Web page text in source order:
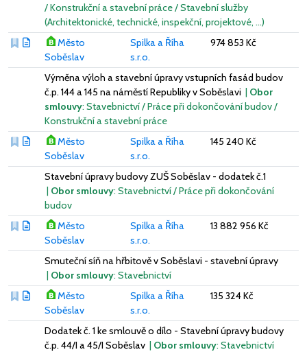
/ Konstrukční a stavební práce / Stavební služby
(Architektonické, technické, inspekční, projektové, …)
Město
Soběslav
Spilka a Říha
s.r.o.
974 853 Kč
Výměna výloh a stavební úpravy vstupních fasád budov
č.p. 144 a 145 na náměstí Republiky v Soběslavi | Obor
smlouvy: Stavebnictví / Práce při dokončování budov /
Konstrukční a stavební práce
Město
Soběslav
Spilka a Říha
s.r.o.
145 240 Kč
Stavební úpravy budovy ZUŠ Soběslav - dodatek č.1
| Obor smlouvy: Stavebnictví / Práce při dokončování
budov
Město
Soběslav
Spilka a Říha
s.r.o.
13 882 956 Kč
Smuteční síň na hřbitově v Soběslavi - stavební úpravy
| Obor smlouvy: Stavebnictví
Město
Soběslav
Spilka a Říha
s.r.o.
135 324 Kč
Dodatek č. 1 ke smlouvě o dílo - Stavební úpravy budovy
č.p. 44/I a 45/I Soběslav | Obor smlouvy: Stavebnictví